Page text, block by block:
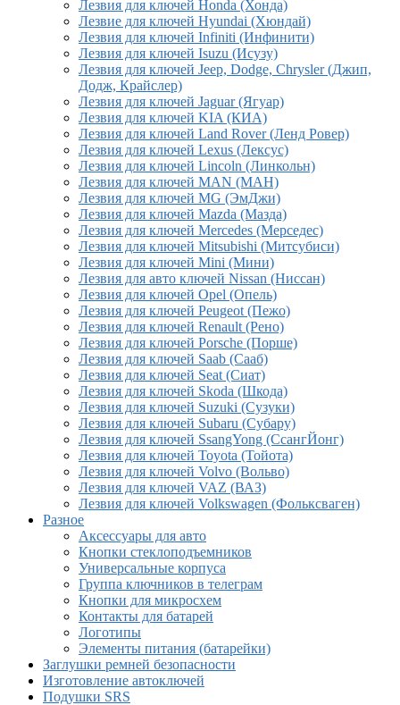
Лезвия для ключей Honda (Хонда)
Лезвие для ключей Hyundai (Хюндай)
Лезвия для ключей Infiniti (Инфинити)
Лезвия для ключей Isuzu (Исузу)
Лезвия для ключей Jeep, Dodge, Chrysler (Джип,
Додж, Крайслер)
Лезвия для ключей Jaguar (Ягуар)
Лезвия для ключей KIA (КИА)
Лезвия для ключей Land Rover (Ленд Ровер)
Лезвия для ключей Lexus (Лексус)
Лезвия для ключей Lincoln (Линкольн)
Лезвия для ключей MAN (МАН)
Лезвия для ключей MG (ЭмДжи)
Лезвия для ключей Mazda (Мазда)
Лезвия для ключей Mercedes (Мерседес)
Лезвия для ключей Mitsubishi (Митсубиси)
Лезвия для ключей Mini (Мини)
Лезвия для авто ключей Nissan (Ниссан)
Лезвия для ключей Opel (Опель)
Лезвия для ключей Peugeot (Пежо)
Лезвия для ключей Renault (Рено)
Лезвия для ключей Porsche (Порше)
Лезвия для ключей Saab (Сааб)
Лезвия для ключей Seat (Сиат)
Лезвия для ключей Skoda (Шкода)
Лезвия для ключей Suzuki (Сузуки)
Лезвия для ключей Subaru (Субару)
Лезвия для ключей SsangYong (СсангЙонг)
Лезвия для ключей Toyota (Тойота)
Лезвия для ключей Volvo (Вольво)
Лезвия для ключей VAZ (ВАЗ)
Лезвия для ключей Volkswagen (Фольксваген)
Разное
Aксессуары для авто
Кнопки стеклоподъемников
Универсальные корпуса
Группа ключников в телеграм
Кнопки для микросхем
Контакты для батарей
Логотипы
Элементы питания (батарейки)
Заглушки ремней безопасности
Изготовление автоключей
Подушки SRS